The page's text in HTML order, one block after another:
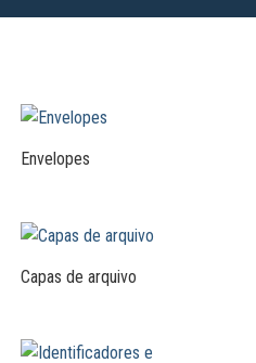
Envelopes
Capas de arquivo